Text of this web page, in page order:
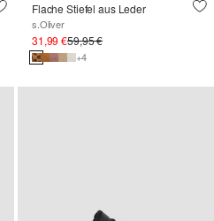
Flache Stiefel aus Leder
s.Oliver
31,99 €59,95 €
+4